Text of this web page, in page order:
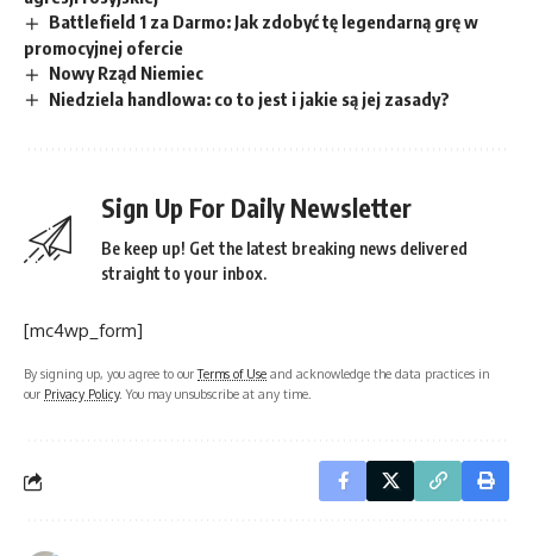
Battlefield 1 za Darmo: Jak zdobyć tę legendarną grę w
promocyjnej ofercie
Nowy Rząd Niemiec
Niedziela handlowa: co to jest i jakie są jej zasady?
Sign Up For Daily Newsletter
Be keep up! Get the latest breaking news delivered
straight to your inbox.
[mc4wp_form]
By signing up, you agree to ourTerms of Use and acknowledge the data practices in
our Privacy Policy. You may unsubscribe at any time.